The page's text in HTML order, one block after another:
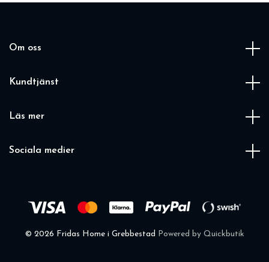
Om oss
Kundtjänst
Läs mer
Sociala medier
© 2026 Fridas Home i Grebbestad Powered by Quickbutik